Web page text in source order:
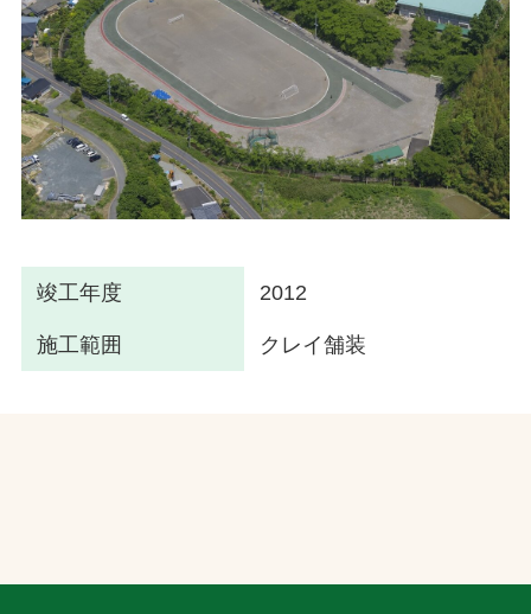
竣工年度 2012
施工範囲 クレイ舗装